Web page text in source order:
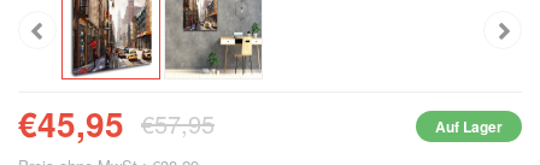
€45,95 €57,95 Auf Lager